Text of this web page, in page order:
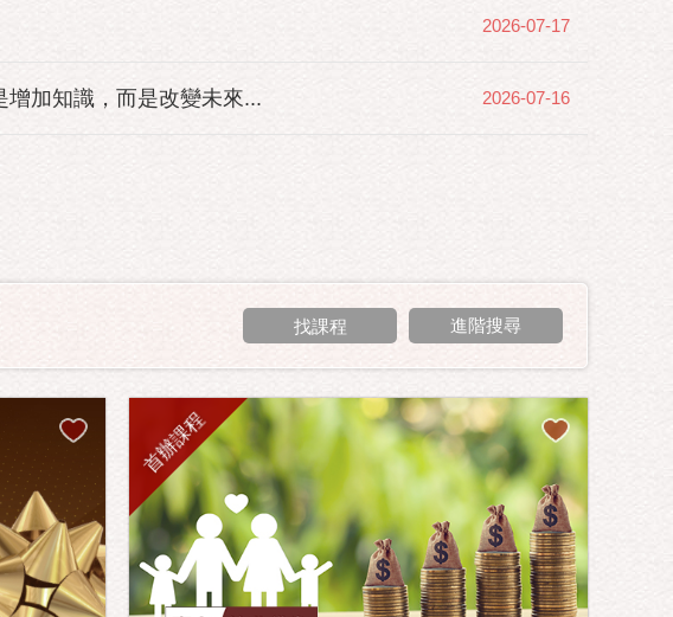
2026-07-17
加知識，而是改變未來... 2026-07-16
進階搜尋
首辦課程